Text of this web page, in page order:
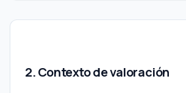
2. Contexto de valoración